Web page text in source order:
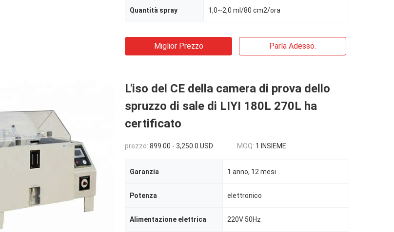
Quantità spray 1,0~2,0 ml/80 cm2/ora
Miglior Prezzo Parla Adesso.
L'iso del CE della camera di prova dello
spruzzo di sale di LIYI 180L 270L ha
certificato
prezzo: 899.00 - 3,250.0 USD MOQ: 1 INSIEME
Garanzia 1 anno, 12 mesi
Potenza elettronico
Alimentazione elettrica 220V 50Hz